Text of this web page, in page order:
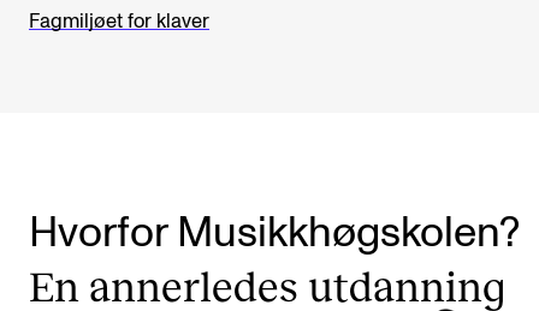
Fagmiljøet for klaver
Hvorfor Musikkhøgskolen?
En annerledes utdanning